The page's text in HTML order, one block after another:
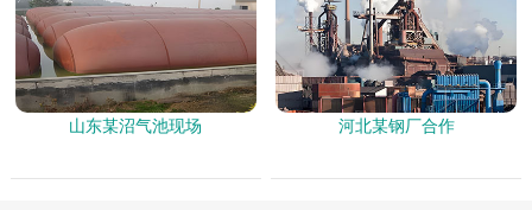
山东某沼气池现场 河北某钢厂合作